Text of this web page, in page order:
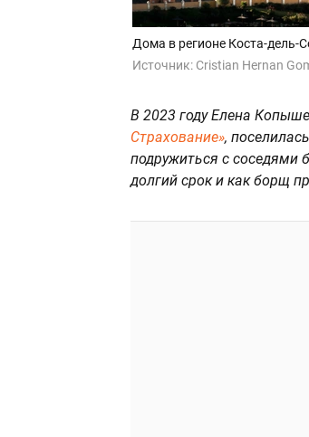
Дома в регионе Коста-дель-
Источник: Cristian Hernan
В 2023 году Елена
Страхование»,
подружиться с соседями
долгий срок и как борщ